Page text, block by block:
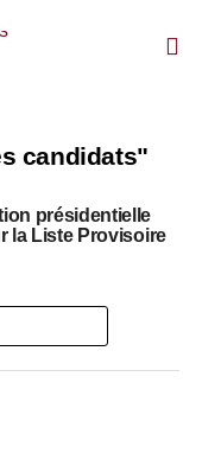
candidats"
présidentielle
la Liste Provisoire